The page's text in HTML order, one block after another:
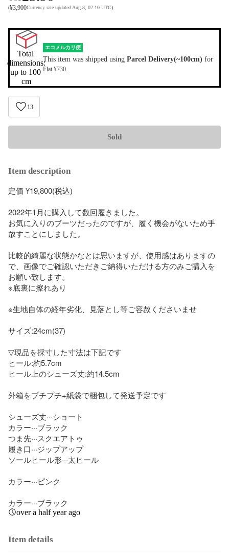
(¥3,900Currency rate updated Aug 8, 02:10 UTC)
Total
dimensions:
up to 100
cm
エコメルカリ便
This item was shipped using Parcel Delivery(~100cm) for
Flat ¥730
13
Sold
Item description
定価 ¥19,800(税込)
2022年1月に購入して数回履きました。
お気に入りのブーツだったのですが、履く機会がないため手
放すことにしました。
比較的綺麗な状態かなとは思いますが、使用感はありますの
で、画像でご確認いただきご納得いただける方のみご購入を
お願い致します。
※底裏に擦れあり
※生地自体の経年劣化、見落とし等ご容赦くださいませ
サイズ:24cm(37)
▽現品を採寸した寸法は下記です
ヒール:約5.7cm
ヒール上のシューズ丈:約14.5cm
外箱をプチプチ+紙袋で梱包して発送予定です
シューズ丈···ショート
カラー···ブラック
つま先···スクエアトゥ
履き口···ジップアップ
ソールヒール形···太ヒール
カラー···ピンク
カラー···ブラック
over a half year ago
Item details